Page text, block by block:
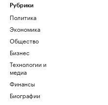
Рубрики
Политика
Экономика
Общество
Бизнес
Технологии и
медиа
Финансы
Биографии